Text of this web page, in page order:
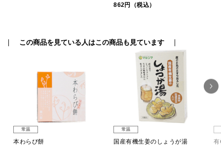
862円（税込）
この商品を見ている人はこの商品も見ています
常温
本わらび餅
常温
国産有機生姜のしょうが湯